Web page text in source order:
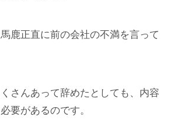
鹿正直に前の会社の不満を言って
さんあって辞めたとしても、内容
要があるのです。